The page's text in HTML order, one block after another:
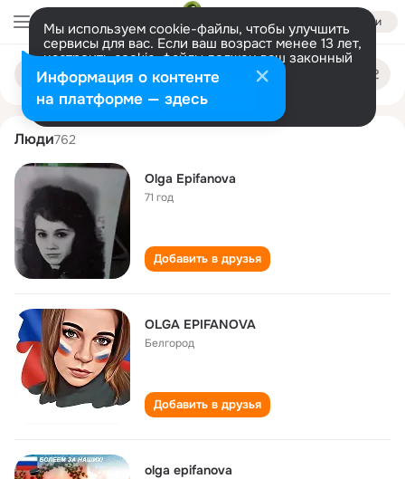
Войти
Мы используем cookie-файлы, чтобы улучшить
сервисы для вас. Если ваш возраст менее 13 лет,
настроить cookie-файлы должен ваш законный
представитель. Больше информации
Разрешить все Настроить
Поиск
людям
olga epifanova
Люди762
Olga Epifanova
71 год
Добавить в друзья
OLGA EPIFANOVA
Белгород
Добавить в друзья
olga epifanova
Информация о контенте
на платформе — здесь